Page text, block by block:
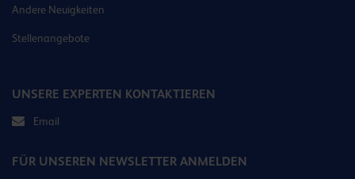
Andere Neuigkeiten
Stellenangebote
UNSERE EXPERTEN KONTAKTIEREN
Email
FÜR UNSEREN NEWSLETTER ANMELDEN